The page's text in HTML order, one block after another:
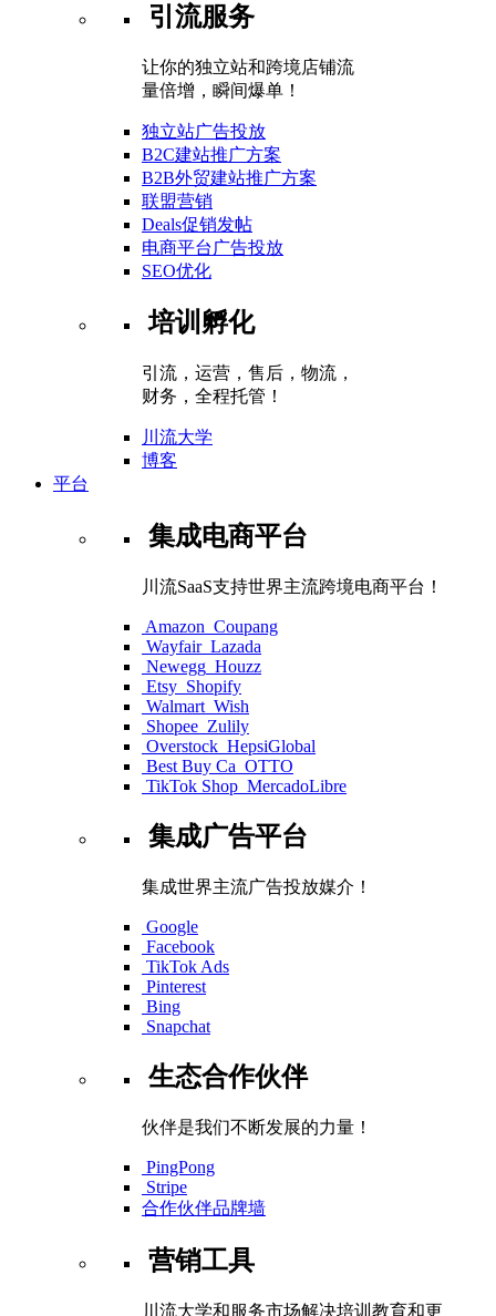
引流服务
让你的独立站和跨境店铺流
量倍增，瞬间爆单！
独立站广告投放
B2C建站推广方案
B2B外贸建站推广方案
联盟营销
Deals促销发帖
电商平台广告投放
SEO优化
培训孵化
引流，运营，售后，物流，
财务，全程托管！
川流大学
博客
平台
集成电商平台
川流SaaS支持世界主流跨境电商平台！
Amazon Coupang
Wayfair Lazada
Newegg Houzz
Etsy Shopify
Walmart Wish
Shopee Zulily
Overstock HepsiGlobal
Best Buy Ca OTTO
TikTok Shop MercadoLibre
集成广告平台
集成世界主流广告投放媒介！
Google
Facebook
TikTok Ads
Pinterest
Bing
Snapchat
生态合作伙伴
伙伴是我们不断发展的力量！
PingPong
Stripe
合作伙伴品牌墙
营销工具
川流大学和服务市场解决培训教育和更